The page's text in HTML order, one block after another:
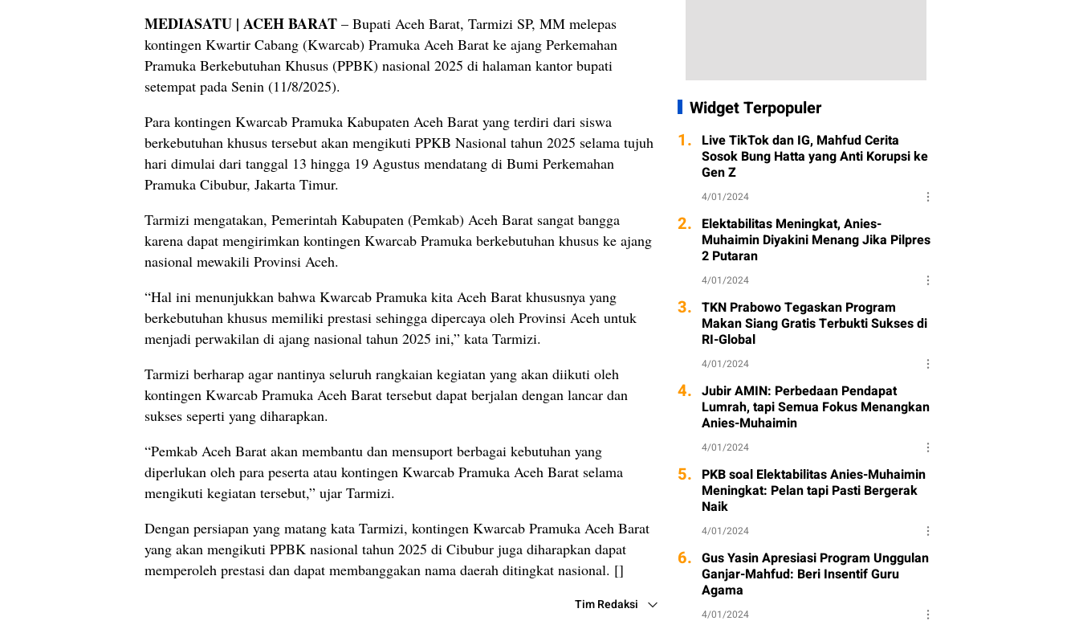
MEDIASATU | ACEH BARAT – Bupati Aceh Barat, Tarmizi SP, MM melepas
kontingen Kwartir Cabang (Kwarcab) Pramuka Aceh Barat ke ajang Perkemahan
Pramuka Berkebutuhan Khusus (PPBK) nasional 2025 di halaman kantor bupati
setempat pada Senin (11/8/2025).
Para kontingen Kwarcab Pramuka Kabupaten Aceh Barat yang terdiri dari siswa
berkebutuhan khusus tersebut akan mengikuti PPKB Nasional tahun 2025 selama tujuh
hari dimulai dari tanggal 13 hingga 19 Agustus mendatang di Bumi Perkemahan
Pramuka Cibubur, Jakarta Timur.
Tarmizi mengatakan, Pemerintah Kabupaten (Pemkab) Aceh Barat sangat bangga
karena dapat mengirimkan kontingen Kwarcab Pramuka berkebutuhan khusus ke ajang
nasional mewakili Provinsi Aceh.
“Hal ini menunjukkan bahwa Kwarcab Pramuka kita Aceh Barat khususnya yang
berkebutuhan khusus memiliki prestasi sehingga dipercaya oleh Provinsi Aceh untuk
menjadi perwakilan di ajang nasional tahun 2025 ini,” kata Tarmizi.
Tarmizi berharap agar nantinya seluruh rangkaian kegiatan yang akan diikuti oleh
kontingen Kwarcab Pramuka Aceh Barat tersebut dapat berjalan dengan lancar dan
sukses seperti yang diharapkan.
“Pemkab Aceh Barat akan membantu dan mensuport berbagai kebutuhan yang
diperlukan oleh para peserta atau kontingen Kwarcab Pramuka Aceh Barat selama
mengikuti kegiatan tersebut,” ujar Tarmizi.
Dengan persiapan yang matang kata Tarmizi, kontingen Kwarcab Pramuka Aceh Barat
yang akan mengikuti PPBK nasional tahun 2025 di Cibubur juga diharapkan dapat
memperoleh prestasi dan dapat membanggakan nama daerah ditingkat nasional. []
Tim Redaksi
Widget Terpopuler
1. Live TikTok dan IG, Mahfud Cerita
Sosok Bung Hatta yang Anti Korupsi ke
Gen Z
4/01/2024
2. Elektabilitas Meningkat, Anies-
Muhaimin Diyakini Menang Jika Pilpres
2 Putaran
4/01/2024
3. TKN Prabowo Tegaskan Program
Makan Siang Gratis Terbukti Sukses di
RI-Global
4/01/2024
4. Jubir AMIN: Perbedaan Pendapat
Lumrah, tapi Semua Fokus Menangkan
Anies-Muhaimin
4/01/2024
5. PKB soal Elektabilitas Anies-Muhaimin
Meningkat: Pelan tapi Pasti Bergerak
Naik
4/01/2024
6. Gus Yasin Apresiasi Program Unggulan
Ganjar-Mahfud: Beri Insentif Guru
Agama
4/01/2024